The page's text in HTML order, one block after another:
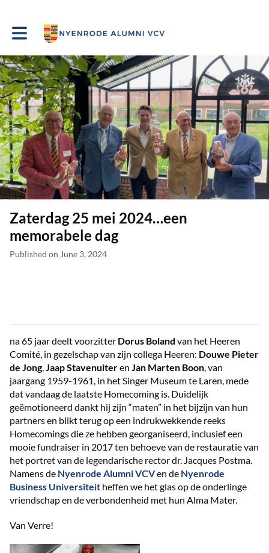
Toggle main navigation
Zaterdag 25 mei 2024…een
memorabele dag
Published on June 3, 2024
na 65 jaar deelt voorzitter Dorus Boland van het Heeren
Comité, in gezelschap van zijn collega Heeren: Douwe Pieter
de Jong,Jaap Stavenuiteren Jan Marten Boon, van
jaargang 1959-1961, in het Singer Museum te Laren, mede
dat vandaag de laatste Homecoming is. Duidelijk
geëmotioneerd dankt hij zijn “maten” in het bijzijn van hun
partners en blikt terug op een indrukwekkende reeks
Homecomings die ze hebben georganiseerd, inclusief een
mooie fundraiser in 2017 ten behoeve van de restauratie van
het portret van de legendarische rector dr. Jacques Postma.
Namens de Nyenrode Alumni VCVen de Nyenrode
Business Universiteit heffen we het glas op de onderlinge
vriendschap en de verbondenheid met hun Alma Mater.
Van Verre!